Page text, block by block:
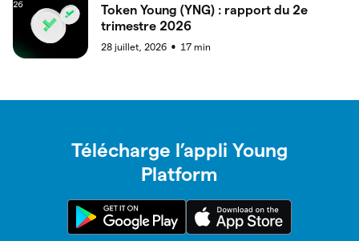
Token Young (YNG) : rapport du 2e
trimestre 2026
28 juillet, 2026 ● 17 min
Télécharge l’appli Young
Platform